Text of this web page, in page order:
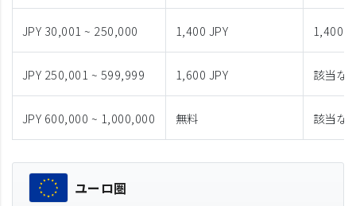
JPY 30,001 ~ 250,000 1,400 JPY 1,400
JPY 250,001 ~ 599,999 1,600 JPY 該当な
JPY 600,000 ~ 1,000,000 無料 該当な
ユーロ圏